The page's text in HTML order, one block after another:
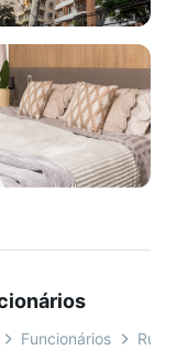
Funcionários Rua